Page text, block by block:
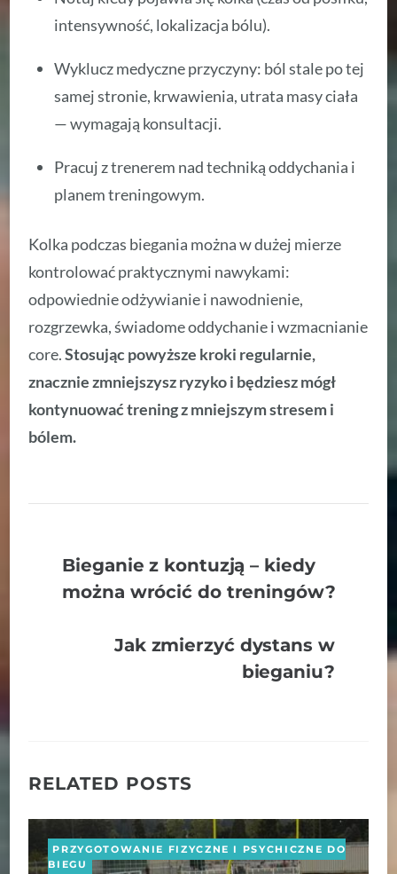
intensywność, lokalizacja bólu).
Wyklucz medyczne przyczyny: ból stale po tej
samej stronie, krwawienia, utrata masy ciała
— wymagają konsultacji.
Pracuj z trenerem nad techniką oddychania i
planem treningowym.
Kolka podczas biegania można w dużej mierze
kontrolować praktycznymi nawykami:
odpowiednie odżywianie i nawodnienie,
rozgrzewka, świadome oddychanie i wzmacnianie
core.Stosując powyższe kroki regularnie,
znacznie zmniejszysz ryzyko i będziesz mógł
kontynuować trening z mniejszym stresem i
bólem.
Bieganie z kontuzją – kiedy
można wrócić do treningów?
Jak zmierzyć dystans w
bieganiu?
RELATED POSTS
PRZYGOTOWANIE FIZYCZNE I PSYCHICZNE DO
BIEGU